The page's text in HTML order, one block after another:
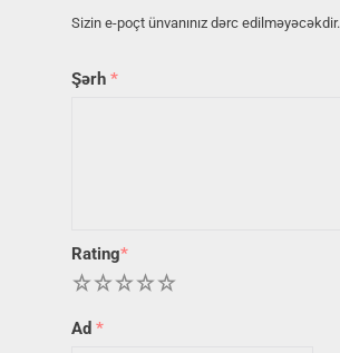
Sizin e-poçt ünvanınız dərc edilməyəcəkdir.
Şərh *
Rating*
5
4
3
2
Ad *